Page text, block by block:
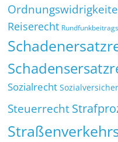
Reiserecht
Sozialrecht
Steuerrecht